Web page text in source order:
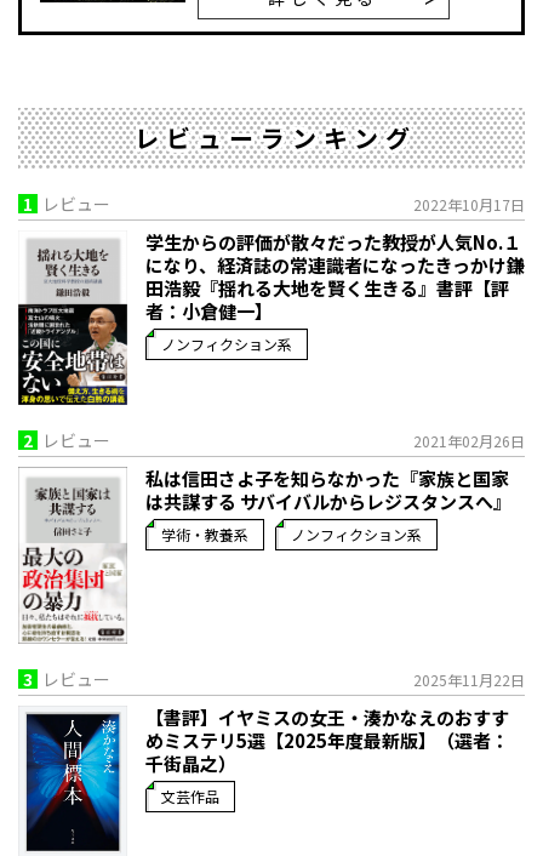
レビューランキング
1 レビュー 2022年10月17日
学生からの評価が散々だった教授が人気No.１
になり、経済誌の常連識者になったきっかけ――鎌
田浩毅『揺れる大地を賢く生きる』書評【評
者：小倉健一】
ノンフィクション系
2 レビュー 2021年02月26日
私は信田さよ子を知らなかった『家族と国家
は共謀する サバイバルからレジスタンスへ』
学術・教養系 ノンフィクション系
3 レビュー 2025年11月22日
【書評】イヤミスの女王・湊かなえのおすす
めミステリ5選【2025年度最新版】（選者：
千街晶之）
文芸作品